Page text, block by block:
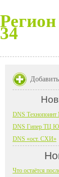
Регион
34
Добавить
DNS Технопоинт
DNS Гипер ТЦ
DNS «ост. СХИ»
Что остаётся